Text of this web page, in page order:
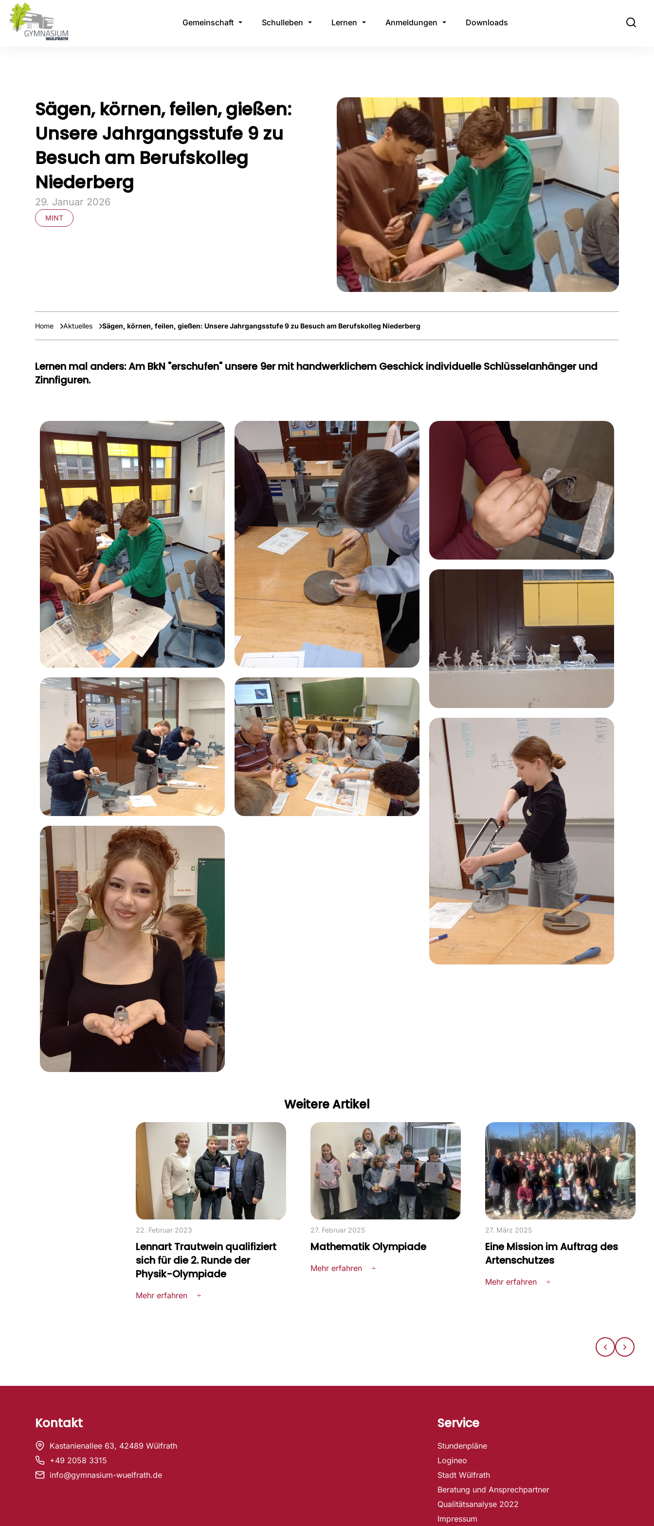
Gemeinschaft Schulleben Lernen Anmeldungen Downloads
Sägen, körnen, feilen, gießen:
Unsere Jahrgangsstufe 9 zu
Besuch am Berufskolleg
Niederberg
29. Januar 2026
MINT
Home Aktuelles Sägen, körnen, feilen, gießen: Unsere Jahrgangsstufe 9 zu Besuch am Berufskolleg Niederberg
Lernen mal anders: Am BkN "erschufen" unsere 9er mit handwerklichem Geschick individuelle Schlüsselanhänger und
Zinnfiguren.
Weitere Artikel
22. Februar 2023
Lennart Trautwein qualifiziert
sich für die 2. Runde der
Physik-Olympiade
Mehr erfahren
27. Februar 2025
Mathematik Olympiade
Mehr erfahren
27. März 2025
Eine Mission im Auftrag des
Artenschutzes
Mehr erfahren
Kontakt
Kastanienallee 63, 42489 Wülfrath
+49 2058 3315
info@gymnasium-wuelfrath.de
Service
Stundenpläne
Logineo
Stadt Wülfrath
Beratung und Ansprechpartner
Qualitätsanalyse 2022
Impressum